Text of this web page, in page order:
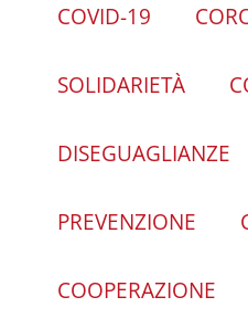
COVID-19
SOLIDARIETÀ
DISEGUAGLIANZE
PREVENZIONE
COOPERAZIONE